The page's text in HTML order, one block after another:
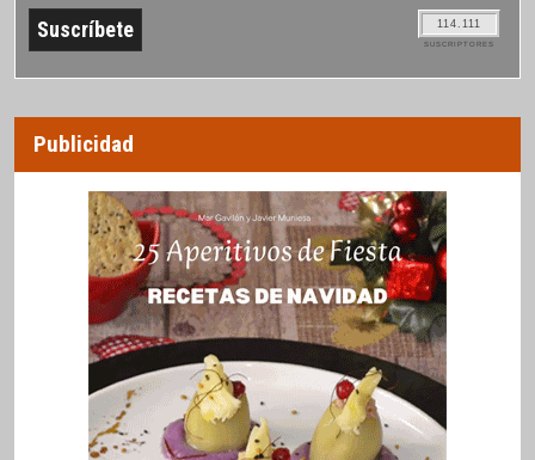
114.111
SUSCRIPTORES
Publicidad